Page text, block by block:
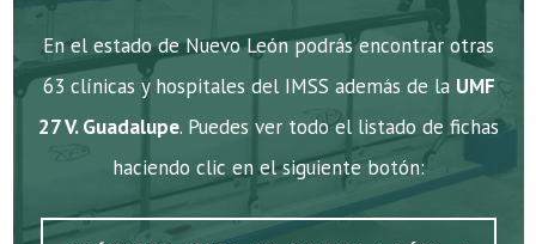
En el estado de Nuevo León podrás encontrar otras
63 clínicas y hospitales del IMSS además de la UMF
27 V. Guadalupe. Puedes ver todo el listado de fichas
haciendo clic en el siguiente botón: